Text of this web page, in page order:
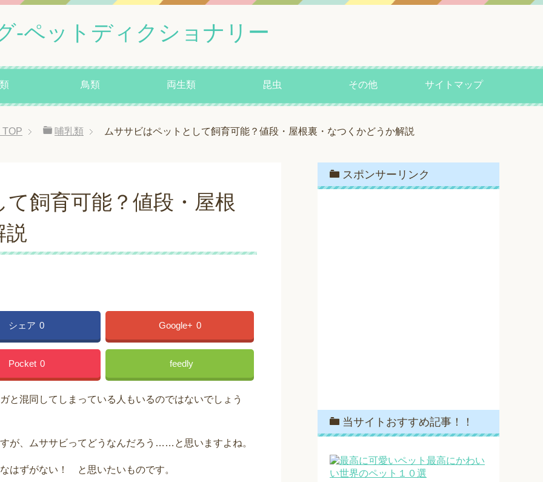
-ペットディクショナリー
鳥類 両生類 昆虫 その他 サイトマップ
TOP 哺乳類 ムササビはペットとして飼育可能？値段・屋根裏・なつくかどうか解説
飼育可能？値段・屋根
説
シェア 0 Google+ 0
Pocket 0 feedly
と混同してしまっている人もいるのではないでしょう
が、ムササビってどうなんだろう……と思いますよね。
はずがない！ と思いたいものです。
スポンサーリンク
当サイトおすすめ記事！！
最高にかわい
い世界のペット１０選